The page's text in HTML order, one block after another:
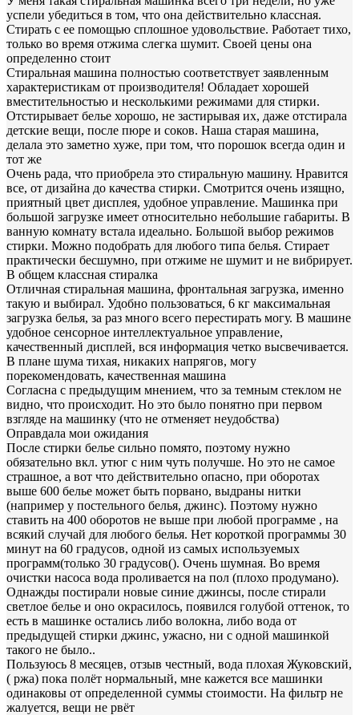
успели убедиться в том, что она действительно классная.
Стирать с ее помощью сплошное удовольствие. Работает тихо,
только во время отжима слегка шумит. Своей цены она
определенно стоит
Стиральная машина полностью соответствует заявленным
характеристикам от производителя! Обладает хорошей
вместительностью и несколькими режимами для стирки.
Отстирывает белье хорошо, не застирывая их, даже отстирала
детские вещи, после пюре и соков. Наша старая машина,
делала это заметно хуже, при том, что порошок всегда один и
тот же
Очень рада, что приобрела это стиральную машину. Нравится
все, от дизайна до качества стирки. Смотрится очень изящно,
приятный цвет дисплея, удобное управление. Машинка при
большой загрузке имеет относительно небольшие габариты. В
ванную комнату встала идеально. Большой выбор режимов
стирки. Можно подобрать для любого типа белья. Стирает
практически бесшумно, при отжиме не шумит и не вибрирует.
В общем классная стиралка
Отличная стиральная машина, фронтальная загрузка, именно
такую и выбирал. Удобно пользоваться, 6 кг максимальная
загрузка белья, за раз много всего перестирать могу. В машине
удобное сенсорное интеллектуальное управление,
качественный дисплей, вся информация четко высвечивается.
В плане шума тихая, никаких напрягов, могу
порекомендовать, качественная машина
Согласна с предыдущим мнением, что за темным стеклом не
видно, что происходит. Но это было понятно при первом
взгляде на машинку (что не отменяет неудобства)
Оправдала мои ожидания
После стирки белье сильно помято, поэтому нужно
обязательно вкл. утюг с ним чуть получше. Но это не самое
страшное, а вот что действительно опасно, при оборотах
выше 600 белье может быть порвано, выдраны нитки
(например у постельного белья, джинс). Поэтому нужно
ставить на 400 оборотов не выше при любой программе , на
всякий случай для любого белья. Нет короткой программы 30
минут на 60 градусов, одной из самых используемых
программ(только 30 градусов(). Очень шумная. Во время
очистки насоса вода проливается на пол (плохо продумано).
Однажды постирали новые синие джинсы, после стирали
светлое белье и оно окрасилось, появился голубой оттенок, то
есть в машинке остались либо волокна, либо вода от
предыдущей стирки джинс, ужасно, ни с одной машинкой
такого не было..
Пользуюсь 8 месяцев, отзыв честный, вода плохая Жуковский,
( ржа) пока полёт нормальный, мне кажется все машинки
одинаковы от определенной суммы стоимости. На фильтр не
жалуется, вещи не рвёт